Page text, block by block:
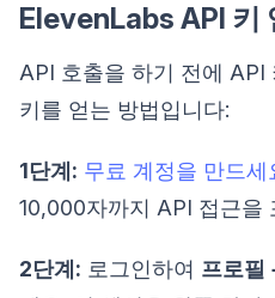
ElevenLabs API 키
API 호출을 하기 전에 API
키를 얻는 방법입니다:
1단계: 무료 계정을 만드세
10,000자까지 API 접근을
2단계: 로그인하여 프로필